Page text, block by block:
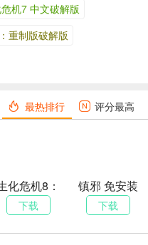
机7 中文破解版
重制版破解版
最热排行 评分最高
化危机8：
村庄 破解版
下载
镇邪 免安装
绿色破解版
下载